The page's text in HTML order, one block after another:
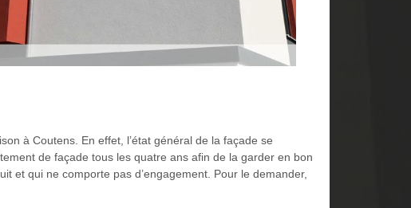
à Coutens. En effet, l’état général de la façade se
de façade tous les quatre ans afin de la garder en bon
et qui ne comporte pas d’engagement. Pour le demander,